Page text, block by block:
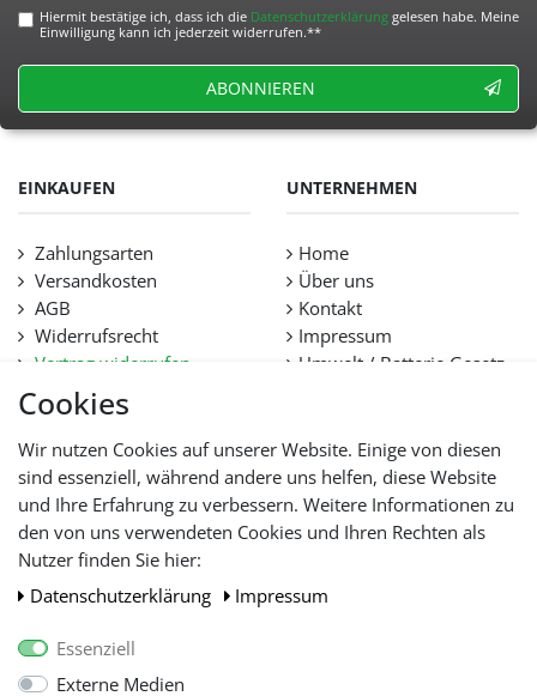
Cookies
Wir nutzen Cookies auf unserer Website. Einige von diesen
sind essenziell, während andere uns helfen, diese Website
und Ihre Erfahrung zu verbessern. Weitere Informationen zu
den von uns verwendeten Cookies und Ihren Rechten als
Nutzer finden Sie hier:
Daten­schutz­erklärung
Impressum
Essenziell
Externe Medien
Hiermit bestätige ich, dass ich die Daten­schutz­erklärunggelesen habe. Meine
Einwilligung kann ich jederzeit widerrufen.**
ABONNIEREN
EINKAUFEN
Zahlungsarten
Versandkosten
AGB
Widerrufsrecht
Vertrag widerrufen
Datenschutz
Hilfe
Lieferfristen und
Lieferbeschränkung
UNTERNEHMEN
Home
Über uns
Kontakt
Impressum
Umwelt / Batterie Gesetz
WIR AKZEPTIEREN